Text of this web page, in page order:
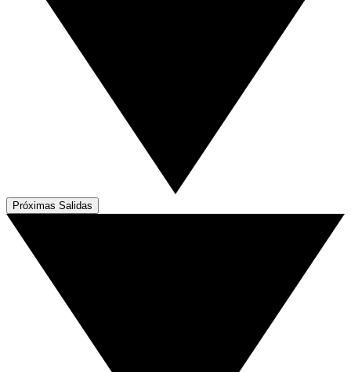
Próximas Salidas